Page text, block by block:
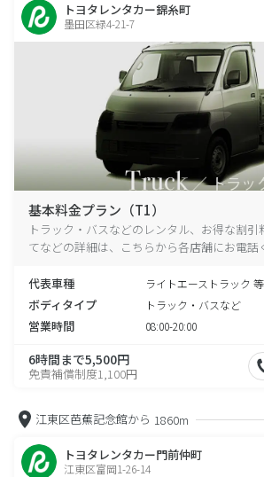
トヨタレンタカー錦糸町
墨田区緑4-21-7
基本料金プラン（T1）
トラック・バスなどのレンタル、お得な割
てなどの詳細は、こちらから各店舗にお電話
代表車種 ライトエーストラック 等
ボディタイプ トラック・バスなど
営業時間 08:00-20:00
6時間まで5,500円
免責補償制度1,100円
江東区芭蕉記念館から 1860m
トヨタレンタカー門前仲町
江東区富岡1-26-14